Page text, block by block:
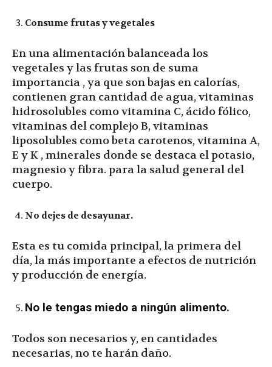
Consume frutas y vegetales
En una alimentación balanceada los
vegetales y las frutas son de suma
importancia , ya que son bajas en calorías,
contienen gran cantidad de agua, vitaminas
hidrosolubles como vitamina C, ácido fólico,
vitaminas del complejo B, vitaminas
liposolubles como beta carotenos, vitamina A,
E y K , minerales donde se destaca el potasio,
magnesio y fibra. para la salud general del
cuerpo.
No dejes de desayunar.
Esta es tu comida principal, la primera del
día, la más importante a efectos de nutrición
y producción de energía.
No le tengas miedo a ningún alimento.
Todos son necesarios y, en cantidades
necesarias, no te harán daño.